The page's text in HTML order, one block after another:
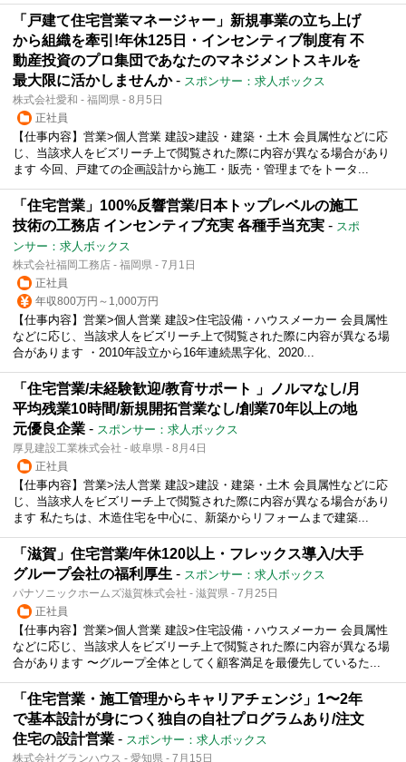
「戸建て住宅営業マネージャー」新規事業の立ち上げ
から組織を牽引!年休125日・インセンティブ制度有 ︎不
動産投資のプロ集団であなたのマネジメントスキルを
最大限に活かしませんか- スポンサー：求人ボックス
株式会社愛和 - 福岡県 - 8月5日
正社員
【仕事内容】営業>個人営業 建設>建設・建築・土木 会員属性などに応
じ、当該求人をビズリーチ上で閲覧された際に内容が異なる場合があり
ます 今回、戸建ての企画設計から施工・販売・管理までをトータ...
「住宅営業」100%反響営業/日本トップレベルの施工
技術の工務店 インセンティブ充実 各種手当充実 - スポ
ンサー：求人ボックス
株式会社福岡工務店 - 福岡県 - 7月1日
正社員
年収800万円～1,000万円
【仕事内容】営業>個人営業 建設>住宅設備・ハウスメーカー 会員属性
などに応じ、当該求人をビズリーチ上で閲覧された際に内容が異なる場
合があります ・2010年設立から16年連続黒字化、2020...
「住宅営業/未経験歓迎/教育サポート 」ノルマなし/月
平均残業10時間/新規開拓営業なし/創業70年以上の地
元優良企業 - スポンサー：求人ボックス
厚見建設工業株式会社 - 岐阜県 - 8月4日
正社員
【仕事内容】営業>法人営業 建設>建設・建築・土木 会員属性などに応
じ、当該求人をビズリーチ上で閲覧された際に内容が異なる場合があり
ます 私たちは、木造住宅を中心に、新築からリフォームまで建築...
「滋賀」住宅営業/年休120以上・フレックス導入/大手
グループ会社の福利厚生 - スポンサー：求人ボックス
パナソニックホームズ滋賀株式会社 - 滋賀県 - 7月25日
正社員
【仕事内容】営業>個人営業 建設>住宅設備・ハウスメーカー 会員属性
などに応じ、当該求人をビズリーチ上で閲覧された際に内容が異なる場
合があります 〜グループ全体としてく顧客満足を最優先しているた...
「住宅営業・施工管理からキャリアチェンジ」1〜2年
で基本設計が身につく独自の自社プログラムあり/注文
住宅の設計営業 - スポンサー：求人ボックス
株式会社グランハウス - 愛知県 - 7月15日